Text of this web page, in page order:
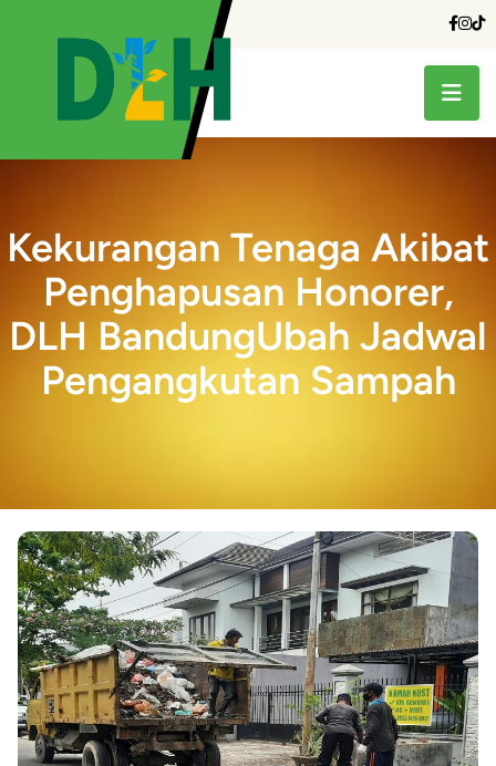
Kekurangan Tenaga Akibat
Penghapusan Honorer,
DLH BandungUbah Jadwal
Pengangkutan Sampah